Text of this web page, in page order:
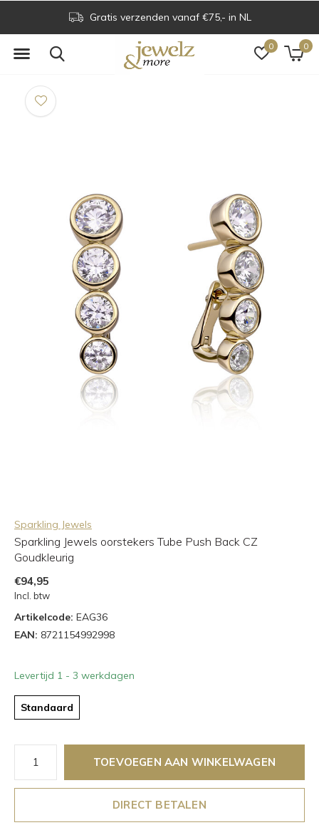
0 0
Gratis verzenden vanaf €75,- in NL
Sparkling Jewels
Sparkling Jewels oorstekers Tube Push Back CZ
Goudkleurig
€94,95
Incl. btw
Artikelcode: EAG36
EAN: 8721154992998
Levertijd 1 - 3 werkdagen
Standaard
TOEVOEGEN AAN WINKELWAGEN
DIRECT BETALEN